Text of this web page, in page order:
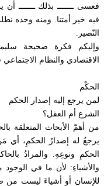
فعسى ـــــــ بذلك ـــــــ
فيه خير أمتنا. ومنه وحده
النّصير.
وإليكم فكرة صحيحة
الاقتصادي والنظام
الحكْم
لمن يرجع إليه إصدار الحكم
الشرع أم العقل؟
من أهمّ الأبحاث المتعلقة
يرجعُ له إصدارُ الحكمِ، أي
الحكمِ ونوعِهِ. والمرادُ
والأشياءِ: لأن ما في
للإنسان أو أشياءَ ليست من